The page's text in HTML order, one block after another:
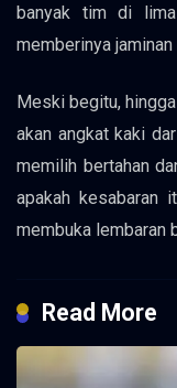
banyak tim di
memberinya
Meski begitu,
akan angkat kaki
memilih bertahan
apakah kesabaran
membuka lembaran
Read More